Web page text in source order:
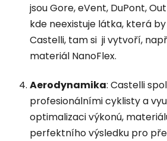
jsou Gore, eVent, DuPont,
kde neexistuje látka, která
Castelli, tam si ji vytvoří,
materiál NanoFlex.
Aerodynamika: Castelli
profesionálními cyklisty a
optimalizaci výkonú,
perfektního výsledku pro